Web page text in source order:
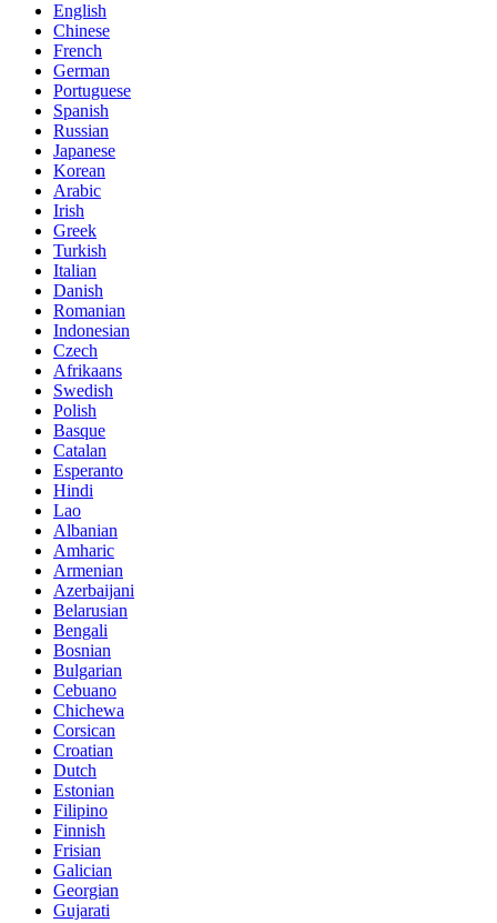
English
Chinese
French
German
Portuguese
Spanish
Russian
Japanese
Korean
Arabic
Irish
Greek
Turkish
Italian
Danish
Romanian
Indonesian
Czech
Afrikaans
Swedish
Polish
Basque
Catalan
Esperanto
Hindi
Lao
Albanian
Amharic
Armenian
Azerbaijani
Belarusian
Bengali
Bosnian
Bulgarian
Cebuano
Chichewa
Corsican
Croatian
Dutch
Estonian
Filipino
Finnish
Frisian
Galician
Georgian
Gujarati